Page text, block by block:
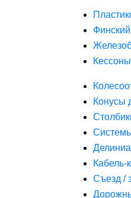
Кессоны
Конусы
Кабель-
Съезд /